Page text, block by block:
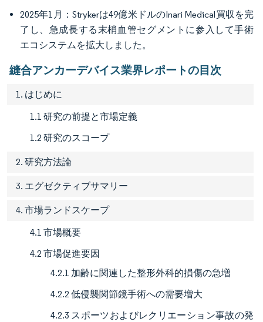
2025年1月：Strykerは49億米ドルのInari Medical買収を完
了し、急成長する末梢血管セグメントに参入して手術
エコシステムを拡大しました。
縫合アンカーデバイス業界レポートの目次
1. はじめに
1.1 研究の前提と市場定義
1.2 研究のスコープ
2. 研究方法論
3. エグゼクティブサマリー
4. 市場ランドスケープ
4.1 市場概要
4.2 市場促進要因
4.2.1 加齢に関連した整形外科的損傷の急増
4.2.2 低侵襲関節鏡手術への需要増大
4.2.3 スポーツおよびレクリエーション事故の発